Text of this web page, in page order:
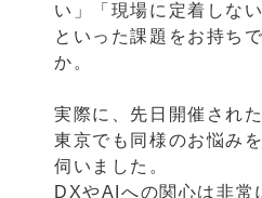
い」「現場に定着しない
といった課題をお持ち
か。
実際に、先日開催され
東京でも同様のお悩み
伺いました。
DXやAIへの関心は非常